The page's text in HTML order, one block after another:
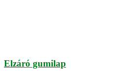
Elzáró gumilap